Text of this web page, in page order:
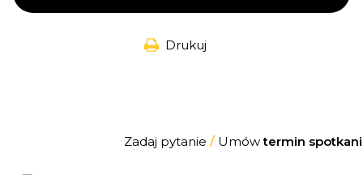
Drukuj
Zadaj pytanie /Umówtermin